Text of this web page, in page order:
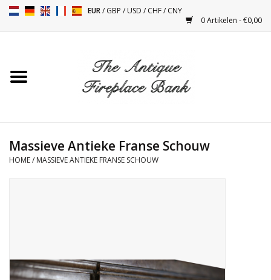
EUR/GBP /USD /CHF/CNY
0 Artikelen - €0,00
Toebehoren
Objecten
Massieve Antieke Franse Schouw
HOME/ MASSIEVE ANTIEKE FRANSE SCHOUW